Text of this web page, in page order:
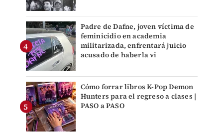
Padre de Dafne, joven víctima de
feminicidio en academia
militarizada, enfrentará juicio
acusado de haberla vi
Cómo forrar libros K-Pop Demon
Hunters para el regreso a clases |
PASO a PASO